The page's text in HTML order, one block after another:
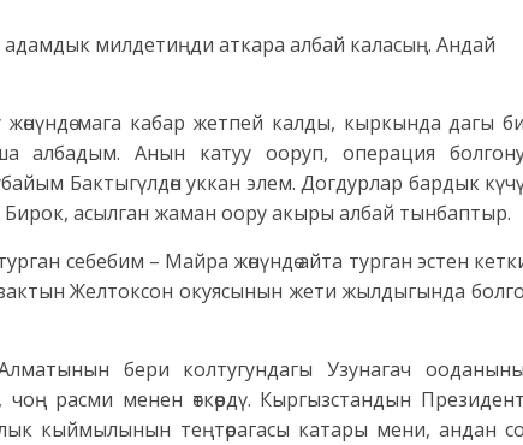
адамдык милдетиңди аткара албай каласың. Андай
мага кабар жетпей калды, кыркында дагы
албадым. Анын катуу ооруп, операция
Бактыгүлдөн уккан элем. Догдурлар бардык
Бирок, асылган жаман оору акыры албай тынбаптыр.
себебим – Майра жөнүндө айта турган эстен
Желтоксон окуясынын жети жылдыгында
бери колтугундагы Узунагач
расми менен өткөрдү. Кыргызстандын
кыймылынын теңтөрагасы катары мени, андан